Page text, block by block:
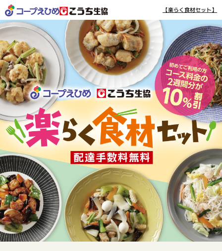
【楽らく食材セット】